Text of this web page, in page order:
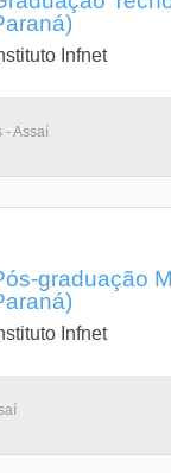
Infnet
- Assaí
graduação
Infnet